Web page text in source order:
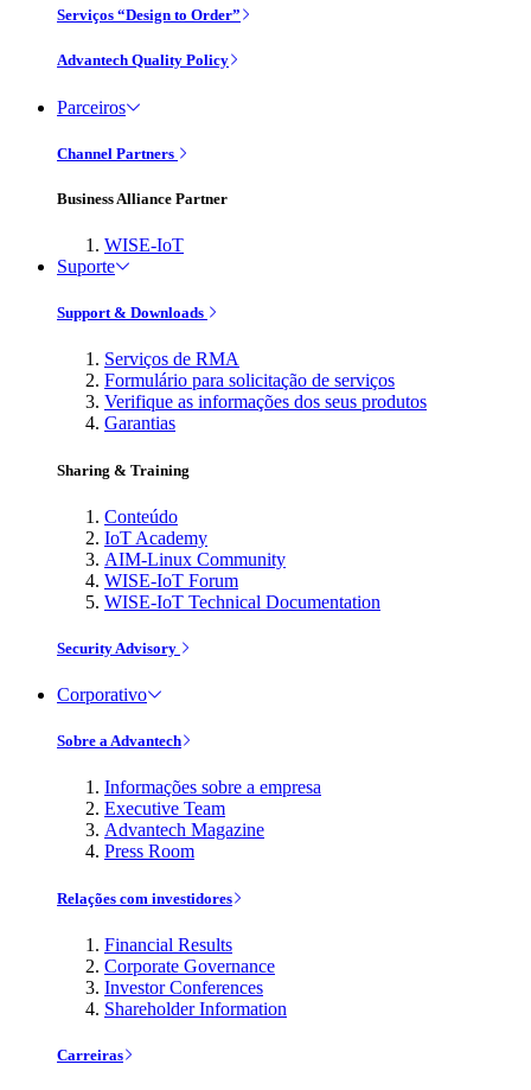
Serviços “Design to Order”
Advantech Quality Policy
Parceiros
Channel Partners
Business Alliance Partner
WISE-IoT
Suporte
Support & Downloads
Serviços de RMA
Formulário para solicitação de serviços
Verifique as informações dos seus produtos
Garantias
Sharing & Training
Conteúdo
IoT Academy
AIM-Linux Community
WISE-IoT Forum
WISE-IoT Technical Documentation
Security Advisory
Corporativo
Sobre a Advantech
Informações sobre a empresa
Executive Team
Advantech Magazine
Press Room
Relações com investidores
Financial Results
Corporate Governance
Investor Conferences
Shareholder Information
Carreiras